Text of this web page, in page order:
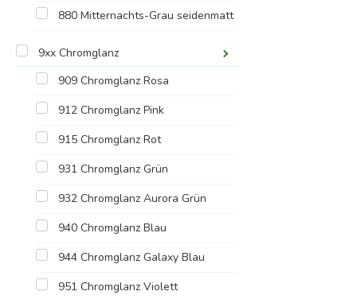
880 Mitternachts-Grau seidenmatt
9xx Chromglanz
909 Chromglanz Rosa
912 Chromglanz Pink
915 Chromglanz Rot
931 Chromglanz Grün
932 Chromglanz Aurora Grün
940 Chromglanz Blau
944 Chromglanz Galaxy Blau
951 Chromglanz Violett